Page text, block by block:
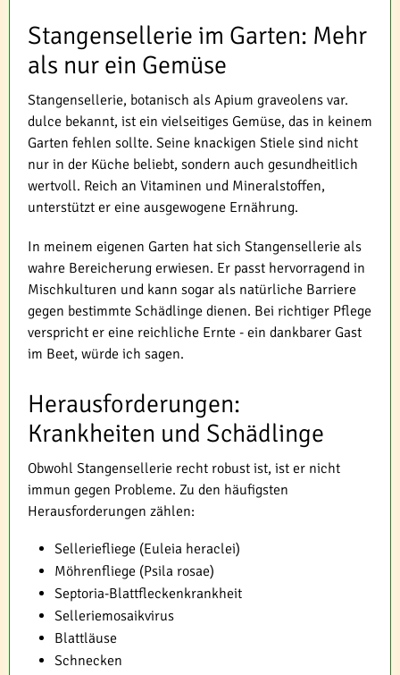
Stangensellerie im Garten: Mehr
als nur ein Gemüse
Stangensellerie, botanisch als Apium graveolens var.
dulce bekannt, ist ein vielseitiges Gemüse, das in keinem
Garten fehlen sollte. Seine knackigen Stiele sind nicht
nur in der Küche beliebt, sondern auch gesundheitlich
wertvoll. Reich an Vitaminen und Mineralstoffen,
unterstützt er eine ausgewogene Ernährung.
In meinem eigenen Garten hat sich Stangensellerie als
wahre Bereicherung erwiesen. Er passt hervorragend in
Mischkulturen und kann sogar als natürliche Barriere
gegen bestimmte Schädlinge dienen. Bei richtiger Pflege
verspricht er eine reichliche Ernte - ein dankbarer Gast
im Beet, würde ich sagen.
Herausforderungen:
Krankheiten und Schädlinge
Obwohl Stangensellerie recht robust ist, ist er nicht
immun gegen Probleme. Zu den häufigsten
Herausforderungen zählen:
Selleriefliege (Euleia heraclei)
Möhrenfliege (Psila rosae)
Septoria-Blattfleckenkrankheit
Selleriemosaikvirus
Blattläuse
Schnecken